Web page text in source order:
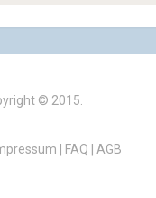
© 2015.
| FAQ | AGB